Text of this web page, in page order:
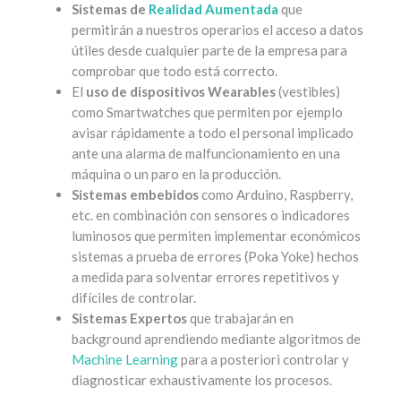
Sistemas de Realidad Aumentada que
permitirán a nuestros operarios el acceso a datos
útiles desde cualquier parte de la empresa para
comprobar que todo está correcto.
El uso de dispositivos Wearables(vestibles)
como Smartwatches que permiten por ejemplo
avisar rápidamente a todo el personal implicado
ante una alarma de malfuncionamiento en una
máquina o un paro en la producción.
Sistemas embebidoscomo Arduino, Raspberry,
etc. en combinación con sensores o indicadores
luminosos que permiten implementar económicos
sistemas a prueba de errores (Poka Yoke) hechos
a medida para solventar errores repetitivos y
difíciles de controlar.
Sistemas Expertosque trabajarán en
background aprendiendo mediante algoritmos de
Machine Learningpara a posteriori controlar y
diagnosticar exhaustivamente los procesos.